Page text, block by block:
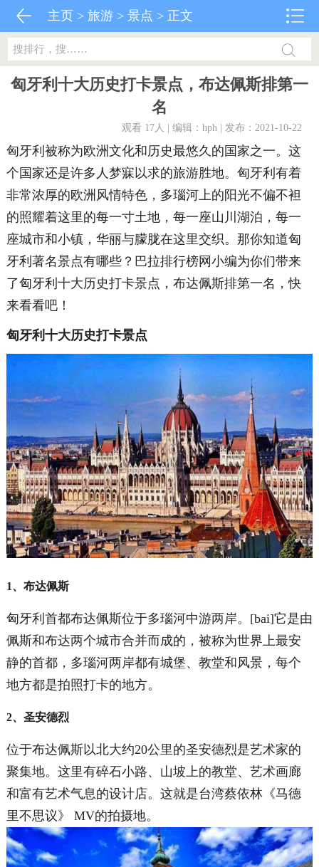
主页 >旅游 >景点 > 正文
匈牙利十大历史打卡景点，布达佩斯排第一
名
观看 17人 | 编辑：hph | 发布：2021-10-22
匈牙利被称为欧洲文化和历史最悠久的国家之一。这
个国家还是许多人梦寐以求的旅游胜地。匈牙利有着
非常浓厚的欧洲风情特色，多瑙河上的阳光不偏不袒
的照耀着这里的每一寸土地，每一座山川湖泊，每一
座城市和小镇，华丽与朦胧在这里交织。那你知道匈
牙利著名景点有哪些？巴拉排行榜网小编为你们带来
了匈牙利十大历史打卡景点，布达佩斯排第一名，快
来看看吧！
匈牙利十大历史打卡景点
1、布达佩斯
匈牙利首都布达佩斯位于多瑙河中游两岸。[bai]它是由
佩斯和布达两个城市合并而成的，被称为世界上最安
静的首都，多瑙河两岸都有城堡、教堂和风景，每个
地方都是拍照打卡的地方。
2、圣安德烈
位于布达佩斯以北大约20公里的圣安德烈是艺术家的
聚集地。这里有碎石小路、山坡上的教堂、艺术画廊
和富有艺术气息的设计店。这就是台湾蔡依林《马德
里不思议》 MV的拍摄地。